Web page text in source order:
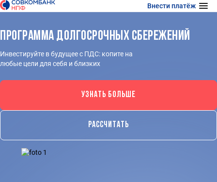
Внести платёж
Программа долгосрочных сбережений
Инвестируйте в будущее с ПДС: копите на
любые цели для себя и близких
УЗНАТЬ БОЛЬШЕ
РАССЧИТАТЬ